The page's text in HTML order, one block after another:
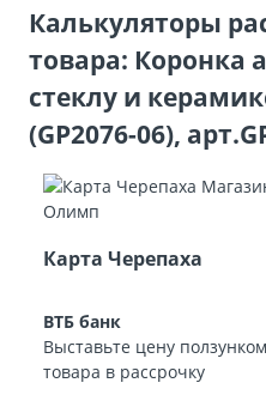
Калькуляторы
товара: Коронка
стеклу и
(GP2076-06),
Карта Черепаха
ВТБ банк
Выставьте цену
товара в рассрочку